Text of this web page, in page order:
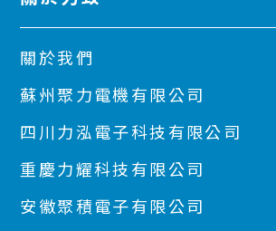
關於我們
蘇州聚力電機有限公司
四川力泓電子科技有限公司
重慶力耀科技有限公司
安徽聚積電子有限公司